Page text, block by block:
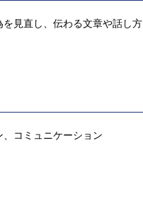
見直し、伝わる文章や話し
コミュニケーション